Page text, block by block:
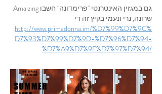
Amaizing גם במגזין האינטרנטי "פרימדונה" חשבו
שרונה, נרי ונעמי בקיץ זה די
http://www.primadonna.im/%D7%99%D7%9C%
D7%93%D7%99%D7%9D-%D7%96%D7%94-
%D7%A9%D7%9E%D7%97%D7%94/